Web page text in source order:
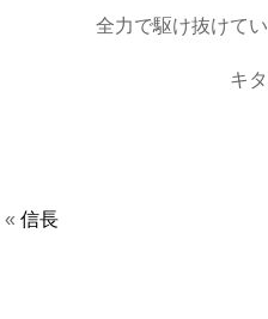
全力で駆け抜けて
キ
«信長